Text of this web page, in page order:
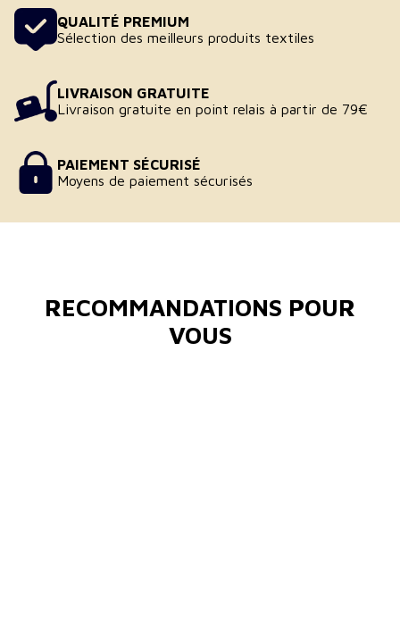
QUALITÉ PREMIUM
Sélection des meilleurs produits textiles
LIVRAISON GRATUITE
Livraison gratuite en point relais à partir de 79€
PAIEMENT SÉCURISÉ
Moyens de paiement sécurisés
RECOMMANDATIONS POUR
VOUS